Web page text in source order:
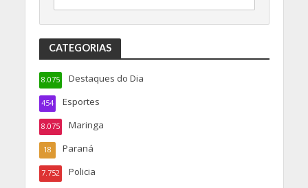
CATEGORIAS
Destaques do Dia
8.075
Esportes
454
Maringa
8.075
Paraná
18
Policia
7.752